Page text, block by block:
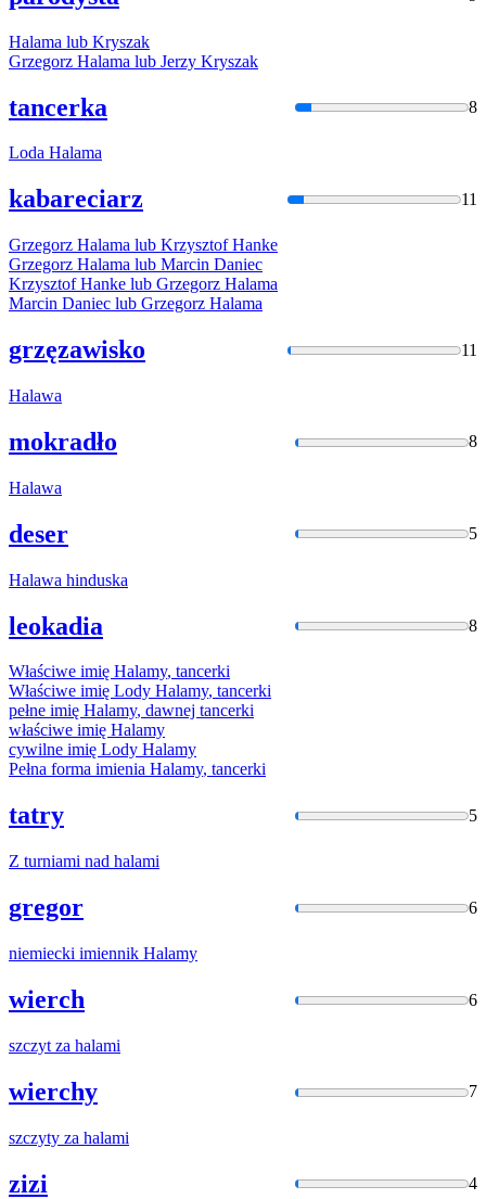
Halama lub Kryszak
Grzegorz Halama lub Jerzy Kryszak
tancerka 8
Loda Halama
kabareciarz 11
Grzegorz Halama lub Krzysztof Hanke
Grzegorz Halama lub Marcin Daniec
Krzysztof Hanke lub Grzegorz Halama
Marcin Daniec lub Grzegorz Halama
grzęzawisko 11
Halawa
mokradło 8
Halawa
deser 5
Halawa hinduska
leokadia 8
Właściwe imię Halamy, tancerki
Właściwe imię Lody Halamy, tancerki
pełne imię Halamy, dawnej tancerki
właściwe imię Halamy
cywilne imię Lody Halamy
Pełna forma imienia Halamy, tancerki
tatry 5
Z turniami nad halami
gregor 6
niemiecki imiennik Halamy
wierch 6
szczyt za halami
wierchy 7
szczyty za halami
zizi 4